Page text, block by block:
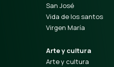
San José
Vida de los santos
Virgen María
Arte y cultura
Arte y cultura